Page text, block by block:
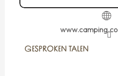
GESPROKEN TALEN
GESPROKEN TALEN